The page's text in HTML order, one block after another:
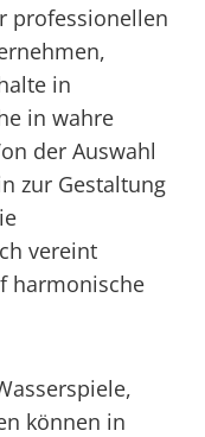
professionellen
in
in wahre
der Auswahl
zur Gestaltung
vereint
harmonische
können in